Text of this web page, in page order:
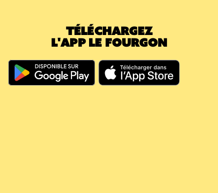
En résumé, même si vous dépassez les 60
jours, votre argent continue à travailler pour
vous, il couvre vos futures consignes et vous
évite de nouveaux débits.
TÉLÉCHARGEZ
L'APP LE FOURGON